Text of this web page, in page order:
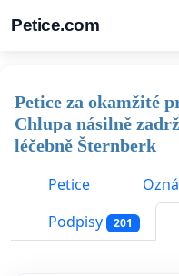
Petice.com
Petice za okamžité
Chlupa násilně
léčebně Šternberk
Petice
Podpisy 201